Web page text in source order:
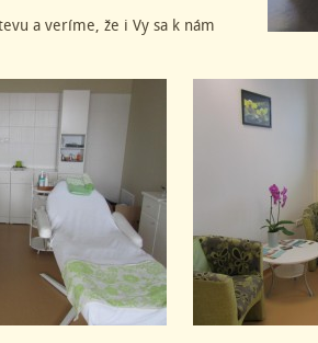
a veríme, že i Vy sa k nám